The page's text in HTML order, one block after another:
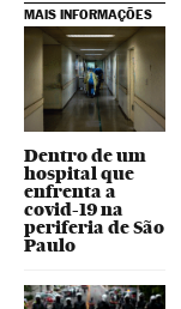
MAIS INFORMAÇÕES
Dentro de um
hospital que
enfrenta a
covid-19 na
periferia de São
Paulo